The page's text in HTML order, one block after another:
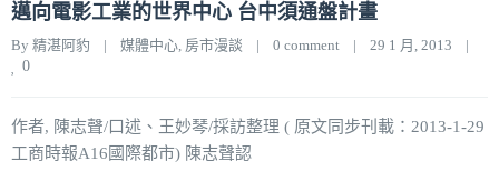
邁向電影工業的世界中心 台中須通盤計畫
By 精湛阿豹 | 媒體中心, 房市漫談 | 0 comment | 29 1 月, 2013 |
0
作者, 陳志聲/口述、王妙琴/採訪整理 ( 原文同步刊載：2013-1-29
工商時報A16國際都市) 陳志聲認